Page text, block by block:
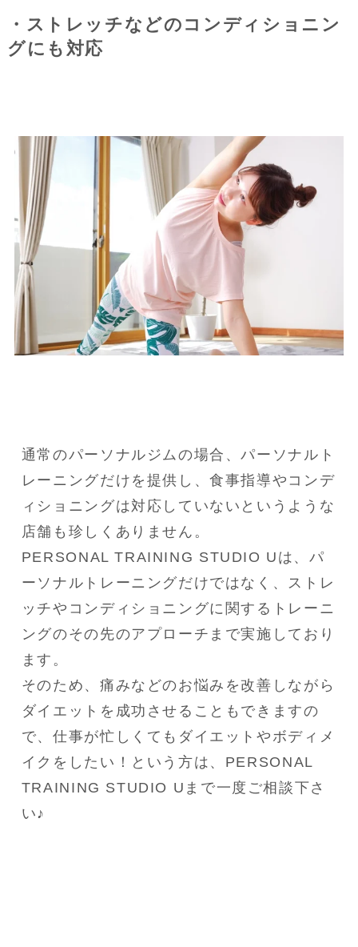
・ストレッチなどのコンディショニン
グにも対応
通常のパーソナルジムの場合、パーソナルト
レーニングだけを提供し、食事指導やコンデ
ィショニングは対応していないというような
店舗も珍しくありません。
PERSONAL TRAINING STUDIO Uは、パ
ーソナルトレーニングだけではなく、ストレ
ッチやコンディショニングに関するトレーニ
ングのその先のアプローチまで実施しており
ます。
そのため、痛みなどのお悩みを改善しながら
ダイエットを成功させることもできますの
で、仕事が忙しくてもダイエットやボディメ
イクをしたい！という方は、PERSONAL
TRAINING STUDIO Uまで一度ご相談下さ
い♪